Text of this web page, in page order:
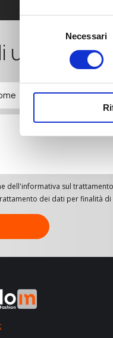
Selezione
Necessari
una
dell'informativa sul
dei dati per finalità